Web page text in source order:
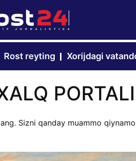
Rost reyting Xorijdagi
PORTALI
Sizni qanday muammo